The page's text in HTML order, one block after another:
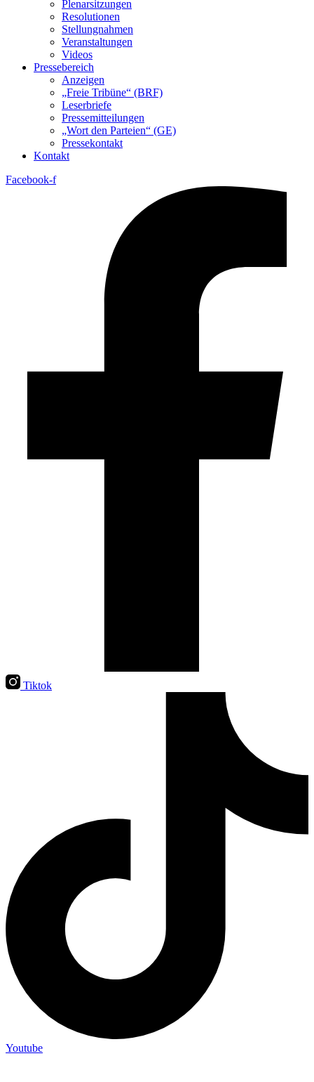
Plenarsitzungen
Resolutionen
Stellungnahmen
Veranstaltungen
Videos
Pressebereich
Anzeigen
„Freie Tribüne“ (BRF)
Leserbriefe
Pressemitteilungen
„Wort den Parteien“ (GE)
Pressekontakt
Kontakt
Facebook-f
Tiktok
Youtube